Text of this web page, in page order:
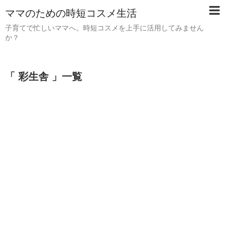
ママのための時短コスメ生活
子育てで忙しいママへ。時短コスメを上手に活用してみません
か？
「 彩生舎 」一覧